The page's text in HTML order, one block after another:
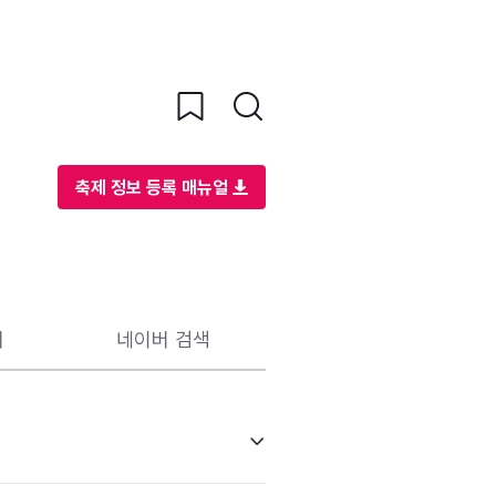
축제 정보 등록 매뉴얼
네이버 검색